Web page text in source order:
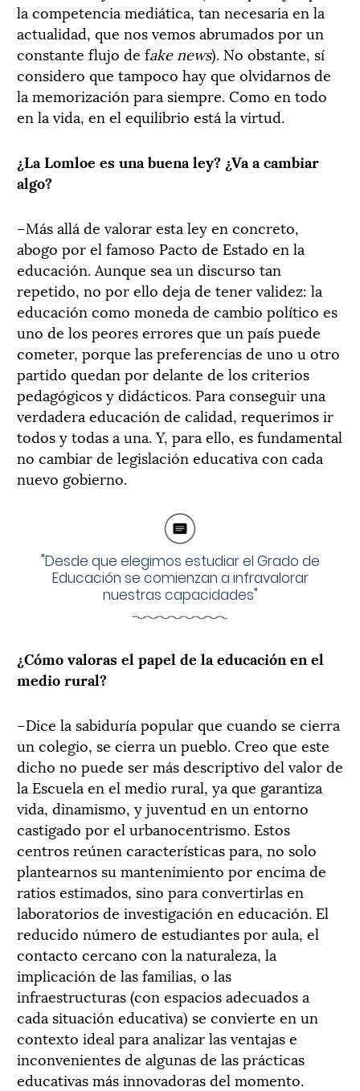
la competencia mediática, tan necesaria en la
actualidad, que nos vemos abrumados por un
constante flujo de fake news). No obstante, sí
considero que tampoco hay que olvidarnos de
la memorización para siempre. Como en todo
en la vida, en el equilibrio está la virtud.
¿La Lomloe es una buena ley? ¿Va a cambiar
algo?
–Más allá de valorar esta ley en concreto,
abogo por el famoso Pacto de Estado en la
educación. Aunque sea un discurso tan
repetido, no por ello deja de tener validez: la
educación como moneda de cambio político es
uno de los peores errores que un país puede
cometer, porque las preferencias de uno u otro
partido quedan por delante de los criterios
pedagógicos y didácticos. Para conseguir una
verdadera educación de calidad, requerimos ir
todos y todas a una. Y, para ello, es fundamental
no cambiar de legislación educativa con cada
nuevo gobierno.
"Desde que elegimos estudiar el Grado de
Educación se comienzan a infravalorar
nuestras capacidades"
¿Cómo valoras el papel de la educación en el
medio rural?
–Dice la sabiduría popular que cuando se cierra
un colegio, se cierra un pueblo. Creo que este
dicho no puede ser más descriptivo del valor de
la Escuela en el medio rural, ya que garantiza
vida, dinamismo, y juventud en un entorno
castigado por el urbanocentrismo. Estos
centros reúnen características para, no solo
plantearnos su mantenimiento por encima de
ratios estimados, sino para convertirlas en
laboratorios de investigación en educación. El
reducido número de estudiantes por aula, el
contacto cercano con la naturaleza, la
implicación de las familias, o las
infraestructuras (con espacios adecuados a
cada situación educativa) se convierte en un
contexto ideal para analizar las ventajas e
inconvenientes de algunas de las prácticas
educativas más innovadoras del momento.